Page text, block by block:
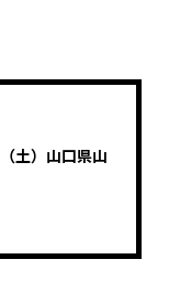
土）山口県山